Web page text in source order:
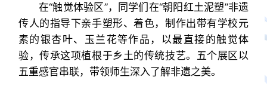
在“触觉体验区”，同学们在“朝阳红土泥塑”非遗
传人的指导下亲手塑形、着色，制作出带有学校元
素的银杏叶、玉兰花等作品，以最直接的触觉体
验，传承这项植根于乡土的传统技艺。五个展区以
五重感官串联，带领师生深入了解非遗之美。